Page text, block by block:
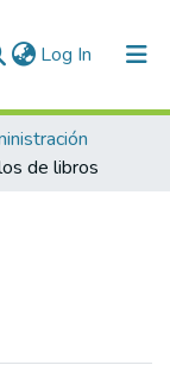
Log In (current)
de libros